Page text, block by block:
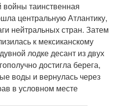
войны таинственная
центральную Атлантику,
нейтральных стран. Затем
к мексиканскому
лодке десант из двух
достигла берега,
воды и вернулась через
в условном месте